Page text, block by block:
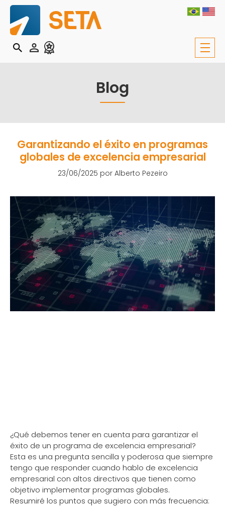
Blog
Garantizando el éxito en programas
globales de excelencia empresarial
23/06/2025 por Alberto Pezeiro
¿Qué debemos tener en cuenta para garantizar el
éxito de un programa de excelencia empresarial?
Esta es una pregunta sencilla y poderosa que siempre
tengo que responder cuando hablo de excelencia
empresarial con altos directivos que tienen como
objetivo implementar programas globales.
Resumiré los puntos que sugiero con más frecuencia: